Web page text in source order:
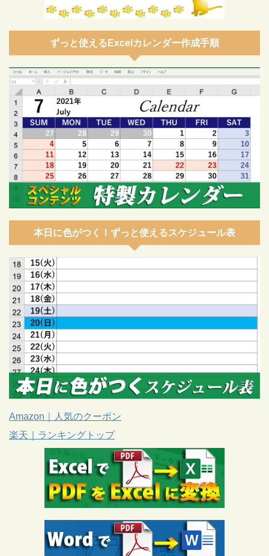
ずっと使えるExcelカレンダー作成手順
本日に色がつく！ずっと使えるスケジュール表
Amazon｜人気のクーポン
楽天｜ランキングトップ